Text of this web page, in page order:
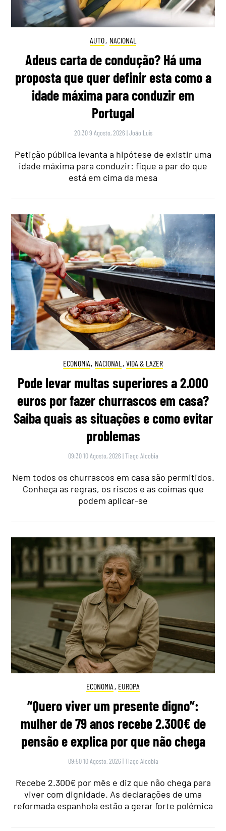
AUTO, NACIONAL
Adeus carta de condução? Há uma
proposta que quer definir esta como a
idade máxima para conduzir em
Portugal
20:30 9 Agosto, 2026 |João Luís
Petição pública levanta a hipótese de existir uma
idade máxima para conduzir: fique a par do que
está em cima da mesa
ECONOMIA, NACIONAL , VIDA & LAZER
Pode levar multas superiores a 2.000
euros por fazer churrascos em casa?
Saiba quais as situações e como evitar
problemas
09:30 10 Agosto, 2026 |Tiago Alcobia
Nem todos os churrascos em casa são permitidos.
Conheça as regras, os riscos e as coimas que
podem aplicar-se
ECONOMIA , EUROPA
“Quero viver um presente digno”:
mulher de 79 anos recebe 2.300€ de
pensão e explica por que não chega
09:50 10 Agosto, 2026 |Tiago Alcobia
Recebe 2.300€ por mês e diz que não chega para
viver com dignidade. As declarações de uma
reformada espanhola estão a gerar forte polémica